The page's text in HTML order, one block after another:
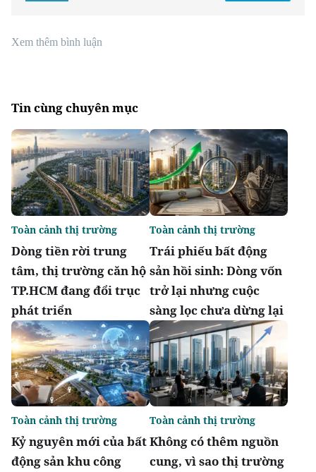
Xem thêm bình luận
Tin cùng chuyên mục
Dòng tiền rời trung
tâm, thị trường căn hộ
TP.HCM đang đổi trục
phát triển
Toàn cảnh thị trường
Trái phiếu bất động
sản hồi sinh: Dòng vốn
trở lại nhưng cuộc
sàng lọc chưa dừng lại
Toàn cảnh thị trường
Kỷ nguyên mới của bất
động sản khu công
Toàn cảnh thị trường
Không có thêm nguồn
cung, vì sao thị trường
Toàn cảnh thị trường